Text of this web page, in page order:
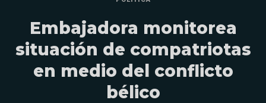
Embajadora monitorea
situación de compatriotas
en medio del conflicto
bélico